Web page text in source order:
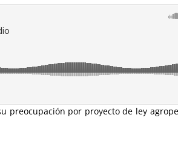
preocupación por proyecto de ley